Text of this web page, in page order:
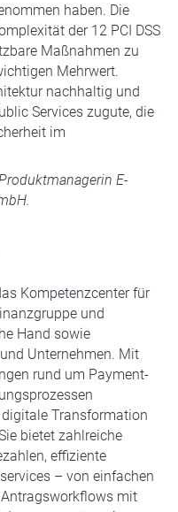
haben. Die
der 12 PCI DSS
Maßnahmen zu
Mehrwert.
nachhaltig und
Services zugute, die
im
E-
Kompetenzcenter für
und
Hand sowie
Unternehmen. Mit
rund um Payment-
Transformation
bietet zahlreiche
effiziente
– von einfachen
mit